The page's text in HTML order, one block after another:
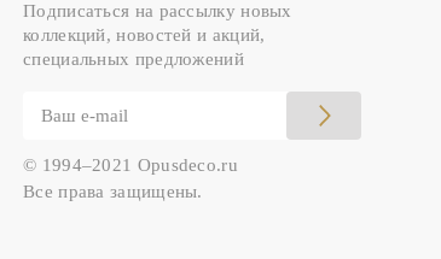
Подписаться на рассылку новых
коллекций, новостей и акций,
специальных предложений
© 1994–2021 Opusdeco.ru
Все права защищены.